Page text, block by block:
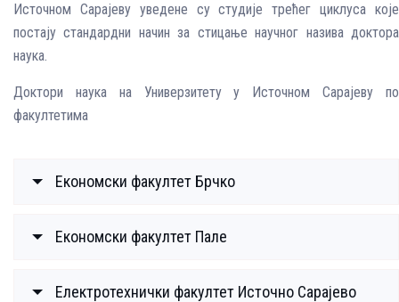
Источном Сарајеву уведене су студије трећег циклуса које
постају стандардни начин за стицање научног назива доктора
наука.
Доктори наука на Универзитету у Источном Сарајеву по
факултетима
Економски факултет Брчко
Економски факултет Пале
Електротехнички факултет Источно Сарајево